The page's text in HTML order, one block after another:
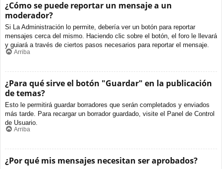
¿Cómo se puede reportar un mensaje a un
moderador?
Si La Administración lo permite, debería ver un botón para reportar
mensajes cerca del mismo. Haciendo clic sobre el botón, el foro le llevará
y guiará a través de ciertos pasos necesarios para reportar el mensaje.
Arriba
¿Para qué sirve el botón "Guardar" en la publicación
de temas?
Esto le permitirá guardar borradores que serán completados y enviados
más tarde. Para recargar un borrador guardado, visite el Panel de Control
de Usuario.
Arriba
¿Por qué mis mensajes necesitan ser aprobados?